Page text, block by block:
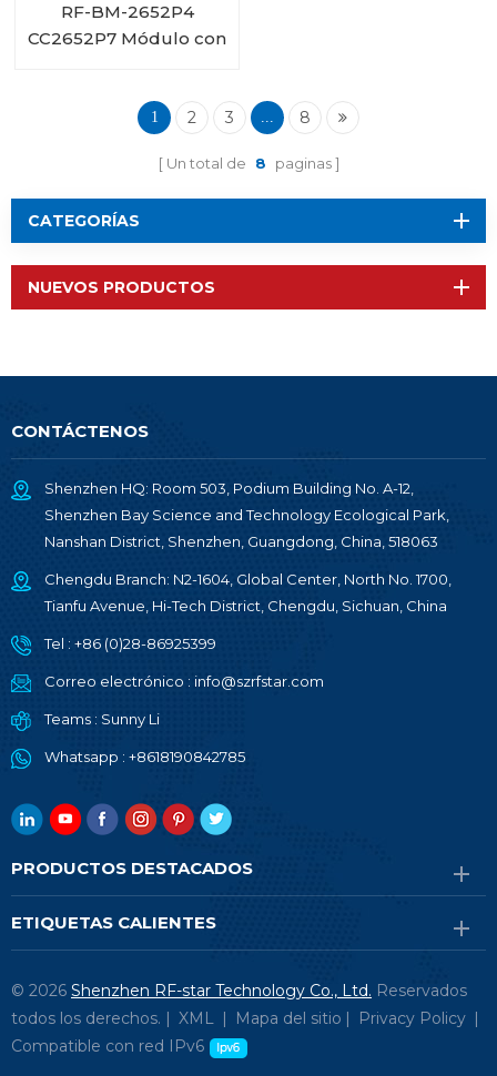
RF-BM-2652P4
CC2652P7 Módulo con
1 2 3 ... 8
Un total de 8 paginas
CATEGORÍAS
NUEVOS PRODUCTOS
CONTÁCTENOS
Shenzhen HQ: Room 503, Podium Building No. A-12,
Shenzhen Bay Science and Technology Ecological Park,
Nanshan District, Shenzhen, Guangdong, China, 518063
Chengdu Branch: N2-1604, Global Center, North No. 1700,
Tianfu Avenue, Hi-Tech District, Chengdu, Sichuan, China
Tel : +86 (0)28-86925399
Correo electrónico : info@szrfstar.com
Teams : Sunny Li
Whatsapp : +8618190842785
PRODUCTOS DESTACADOS
ETIQUETAS CALIENTES
© 2026 Shenzhen RF-star Technology Co., Ltd. Reservados
todos los derechos. | XML | Mapa del sitio | Privacy Policy |
Compatible con red IPv6